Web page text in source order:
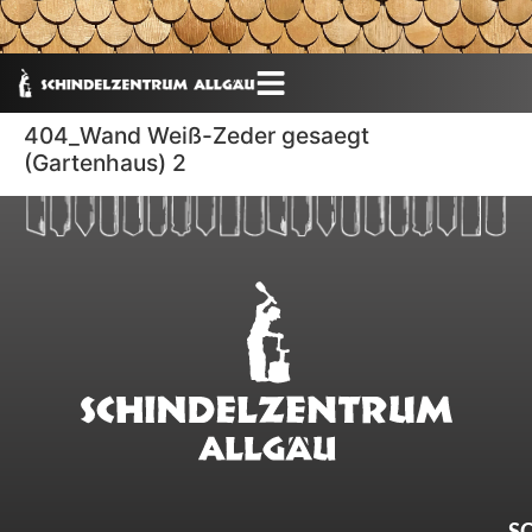
404_Wand Weiß-Zeder gesaegt
(Gartenhaus) 2